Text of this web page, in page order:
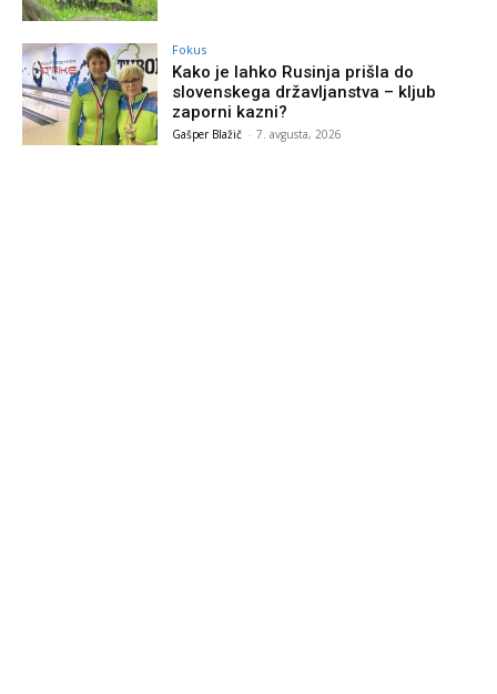
Fokus
Kako je lahko Rusinja prišla do
slovenskega državljanstva – kljub
zaporni kazni?
Gašper Blažič - 7. avgusta, 2026